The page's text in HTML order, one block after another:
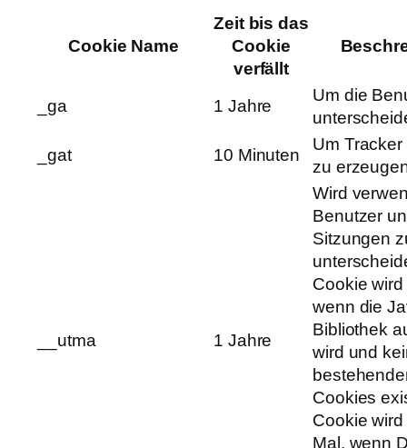
Cookie Name
Zeit bis das
Cookie
verfällt
_ga 1 Jahre
Um die
_gat
10 Minuten
Um
zu
__utma 1 Jahre
Wird
Benutzer
Sitzungen
Cookie wird
wenn die
Bibliothek
wird und
Cookies
Cookie
Mal, wenn